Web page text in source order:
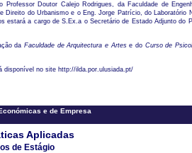
Doutor Calejo Rodrigues, da Faculdade de
Direito do Urbanismo e o Eng. Jorge Patrício, do Laboratório
estará a cargo de S.Ex.a o Secretário de Estado Adjunto do
da Faculdade de Arquitectura e Artese do Curso de
disponível no site http://ilda.por.ulusiada.pt/
e de Empresa
Aplicadas
de Estágio